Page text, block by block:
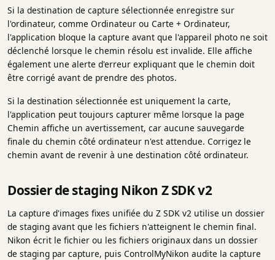
Si la destination de capture sélectionnée enregistre sur
l'ordinateur, comme Ordinateur ou Carte + Ordinateur,
l'application bloque la capture avant que l'appareil photo ne soit
déclenché lorsque le chemin résolu est invalide. Elle affiche
également une alerte d'erreur expliquant que le chemin doit
être corrigé avant de prendre des photos.
Si la destination sélectionnée est uniquement la carte,
l'application peut toujours capturer même lorsque la page
Chemin affiche un avertissement, car aucune sauvegarde
finale du chemin côté ordinateur n'est attendue. Corrigez le
chemin avant de revenir à une destination côté ordinateur.
Dossier de staging Nikon Z SDK v2
La capture d'images fixes unifiée du Z SDK v2 utilise un dossier
de staging avant que les fichiers n'atteignent le chemin final.
Nikon écrit le fichier ou les fichiers originaux dans un dossier
de staging par capture, puis ControlMyNikon audite la capture